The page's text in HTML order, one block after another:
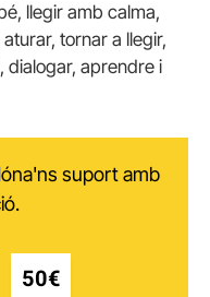
llegir amb calma,
tornar a llegir,
dialogar, aprendre i
suport amb
50€